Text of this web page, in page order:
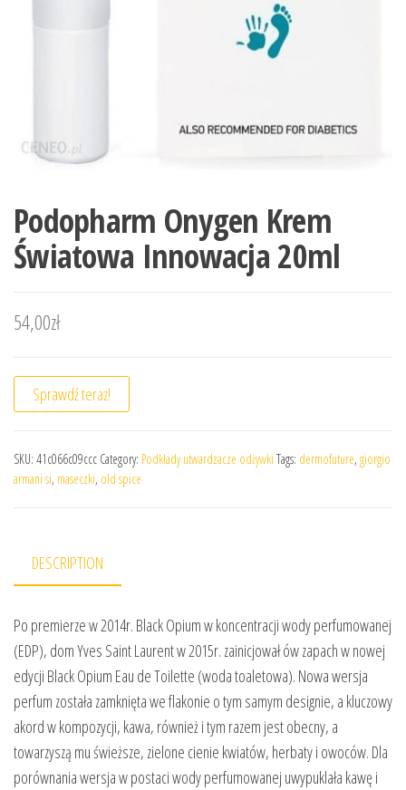
Podopharm Onygen Krem
Światowa Innowacja 20ml
54,00zł
Sprawdź teraz!
SKU: 41c066c09ccc Category: Podkłady utwardzacze odżywki Tags: dermofuture, giorgio
armani si, maseczki, old spice
DESCRIPTION
Po premierze w 2014r. Black Opium w koncentracji wody perfumowanej
(EDP), dom Yves Saint Laurent w 2015r. zainicjował ów zapach w nowej
edycji Black Opium Eau de Toilette (woda toaletowa). Nowa wersja
perfum została zamknięta we flakonie o tym samym designie, a kluczowy
akord w kompozycji, kawa, również i tym razem jest obecny, a
towarzyszą mu świeższe, zielone cienie kwiatów, herbaty i owoców. Dla
porównania wersja w postaci wody perfumowanej uwypuklała kawę i